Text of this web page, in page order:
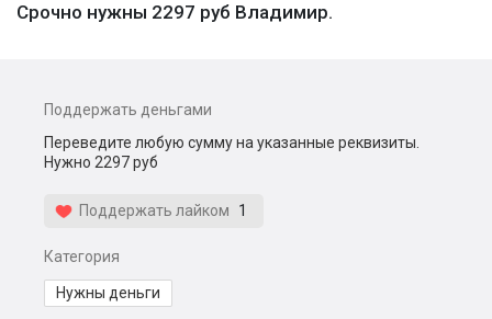
Срочно нужны 2297 руб Владимир.
Поддержать деньгами
Переведите любую сумму на указанные реквизиты.
Нужно 2297 руб
Поддержать лайком 1
Категория
Нужны деньги